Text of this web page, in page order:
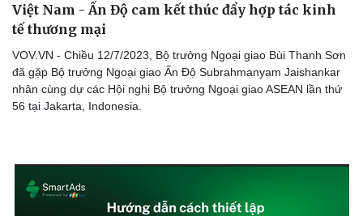
Việt Nam - Ấn Độ cam kết thúc đẩy hợp tác kinh
tế thương mại
VOV.VN - Chiều 12/7/2023, Bộ trưởng Ngoại giao Bùi Thanh Sơn
đã gặp Bộ trưởng Ngoại giao Ấn Độ Subrahmanyam Jaishankar
nhân cùng dự các Hội nghị Bộ trưởng Ngoại giao ASEAN lần thứ
56 tại Jakarta, Indonesia.